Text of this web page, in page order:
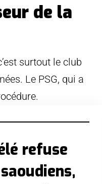
de la
surtout le club
Le PSG, qui a
refuse